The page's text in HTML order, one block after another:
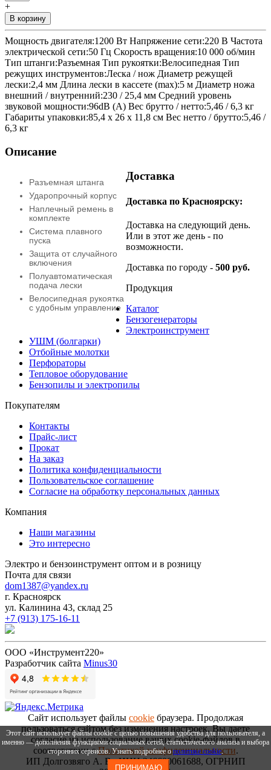
+
В корзину
Мощность двигателя:1200 Вт Напряжение сети:220 В Частота
электрической сети:50 Гц Скорость вращения:10 000 об/мин
Тип штанги:Разъемная Тип рукоятки:Велосипедная Тип
режущих инструментов:Леска / нож Диаметр режущей
лески:2,4 мм Длина лески в кассете (max):5 м Диаметр ножа
внешний / внутренний:230 / 25,4 мм Средний уровень
звуковой мощности:96dB (А) Вес брутто / нетто:5,46 / 6,3 кг
Габариты упаковки:85,4 x 26 x 11,8 см Вес нетто / брутто:5,46 /
6,3 кг
Описание
Разъемная штанга
Ударопрочный корпус
Наплечный ремень в
комплекте
Система плавного
пуска
Защита от случайного
включения
Полуавтоматическая
подача лески
Велосипедная рукоятка
с удобным управление
Доставка
Доставка по Красноярску:
Доставка на следующий день.
Или в этот же день - по
возможности.
Доставка по городу - 500 руб.
Этот сайт использует файлы cookie с целью повышения удобства для пользователя, а
именно — дополнения функциями социальных сетей, статистического анализа и выбора
сторонних сервисов. Узнать подробнее ополитике cookie.
ПРИНИМАЮ
Продукция
Каталог
Бензогенераторы
Электроинструмент
УШМ (болгарки)
Отбойные молотки
Перфораторы
Тепловое оборудование
Бензопилы и электропилы
Покупателям
Контакты
Прайс-лист
Прокат
На заказ
Политика конфиденциальности
Пользовательское соглашение
Согласие на обработку персональных данных
Компания
Наши магазины
Это интересно
Электро и бензоинструмент оптом и в розницу
Почта для связи
dom1387@yandex.ru
г. Красноярск
ул. Калинина 43, склад 25
+7 (913) 175-16-11
ООО «Инструмент220»
Разработчик сайта Minus30
Сайт использует файлы cookie браузера. Продолжая
пользоваться сайтом без изменения настроек, Вы даете
согласие на использование ваших cookie-файлов в
соответствии сПолитикой конфиденциальности.
ИП Долгозвяго А. В., ИНН 246600061688, ОГРНИП